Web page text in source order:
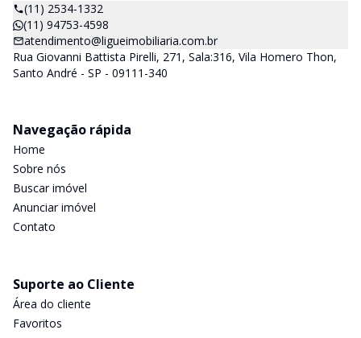
(11) 2534-1332
(11) 94753-4598
atendimento@ligueimobiliaria.com.br
Rua Giovanni Battista Pirelli, 271, Sala:316, Vila Homero Thon,
Santo André - SP - 09111-340
Navegação rápida
Home
Sobre nós
Buscar imóvel
Anunciar imóvel
Contato
Suporte ao Cliente
Área do cliente
Favoritos